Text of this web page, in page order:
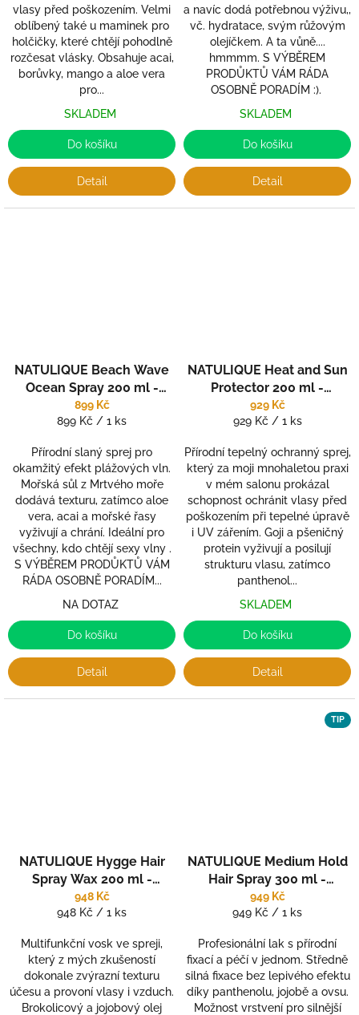
vlasy před poškozením. Velmi
oblíbený také u maminek pro
holčičky, které chtějí pohodlně
rozčesat vlásky. Obsahuje acai,
borůvky, mango a aloe vera
pro...
SKLADEM
Do košíku
Detail
a navíc dodá potřebnou výživu,,
vč. hydratace, svým růžovým
olejíčkem. A ta vůně....
hmmmm. S VÝBĚREM
PRODŮKTŮ VÁM RÁDA
OSOBNĚ PORADÍM :).
SKLADEM
Do košíku
Detail
NATULIQUE Beach Wave
Ocean Spray 200 ml -
Efekt plážových vln v cuku
letu
899 Kč
Měrná
899 Kč / 1 ks
Přírodní slaný sprej pro
okamžitý efekt plážových vln.
Mořská sůl z Mrtvého moře
dodává texturu, zatímco aloe
vera, acai a mořské řasy
vyživují a chrání. Ideální pro
všechny, kdo chtějí sexy vlny .
S VÝBĚREM PRODŮKTŮ VÁM
RÁDA OSOBNĚ PORADÍM...
NA DOTAZ
Do košíku
Detail
NATULIQUE Heat and Sun
Protector 200 ml -
Nezbytná ochrana před
teplem a UV zářením
929 Kč
Měrná
929 Kč / 1 ks
Přírodní tepelný ochranný sprej,
který za moji mnohaletou praxi
v mém salonu prokázal
schopnost ochránit vlasy před
poškozením při tepelné úpravě
i UV zářením. Goji a pšeničný
protein vyživují a posilují
strukturu vlasu, zatímco
panthenol...
SKLADEM
Do košíku
Detail
NATULIQUE Hygge Hair
Spray Wax 200 ml -
Přirozená definice s vůní
od včeliček
948 Kč
Měrná
948 Kč / 1 ks
Multifunkční vosk ve spreji,
který z mých zkušeností
dokonale zvýrazní texturu
účesu a provoní vlasy i vzduch.
Brokolicový a jojobový olej
TIP
NATULIQUE Medium Hold
Hair Spray 300 ml -
pečující lak na vlasy
949 Kč
Měrná
949 Kč / 1 ks
Profesionální lak s přírodní
fixací a péčí v jednom. Středně
silná fixace bez lepivého efektu
díky panthenolu, jojobě a ovsu.
Možnost vrstvení pro silnější